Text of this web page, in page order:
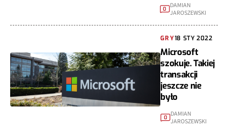
0
DAMIAN
JAROSZEWSKI
GRY18 STY 2022
Microsoft
szokuje. Takiej
transakcji
jeszcze nie
było
0
DAMIAN
JAROSZEWSKI